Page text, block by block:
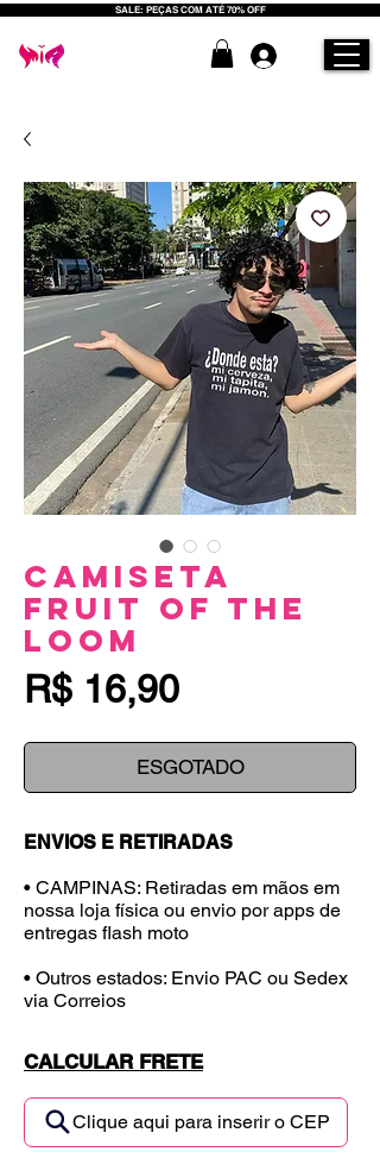
SALE: PEÇAS COM ATÉ 70% OFF
Camiseta
Fruit Of The
Loom
R$ 16,90Preço
ESGOTADO
ENVIOS E RETIRADAS
• CAMPINAS: Retiradas em mãos em
nossa loja física ou envio por apps de
entregas flash moto
• Outros estados: Envio PAC ou Sedex
via Correios
CALCULAR FRETE
Clique aqui para inserir o CEP